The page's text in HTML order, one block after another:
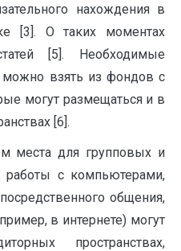
нахождения в
[3]. О таких моментах
[5]. Необходимые
можно взять из фондов с
могут размещаться и в
[6].
места для групповых и
работы с компьютерами,
общения,
в интернете) могут
пространствах,